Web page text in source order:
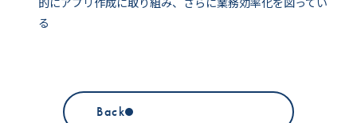
る
Back